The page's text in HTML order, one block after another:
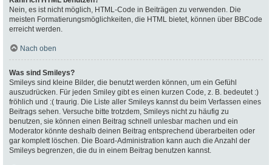
Nein, es ist nicht möglich, HTML-Code in Beiträgen zu verwenden. Die
meisten Formatierungsmöglichkeiten, die HTML bietet, können über BBCode
erreicht werden.
Nach oben
Was sind Smileys?
Smileys sind kleine Bilder, die benutzt werden können, um ein Gefühl
auszudrücken. Für jeden Smiley gibt es einen kurzen Code, z. B. bedeutet :)
fröhlich und :( traurig. Die Liste aller Smileys kannst du beim Verfassen eines
Beitrags sehen. Versuche bitte trotzdem, Smileys nicht zu häufig zu
benutzen, sie können einen Beitrag schnell unlesbar machen und ein
Moderator könnte deshalb deinen Beitrag entsprechend überarbeiten oder
gar komplett löschen. Die Board-Administration kann auch die Anzahl der
Smileys begrenzen, die du in einem Beitrag benutzen kannst.